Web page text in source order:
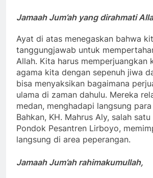
Jamaah Jum’ah yang dirahmati
Ayat di atas menegaskan bahwa
tanggungjawab untuk
Allah. Kita harus memperjuangkan
agama kita dengan sepenuh jiwa
bisa menyaksikan bagaimana
ulama di zaman dahulu. Mereka
medan, menghadapi langsung para
Bahkan, KH. Mahrus Aly, salah
Pondok Pesantren Lirboyo,
langsung di area peperangan.
Jamaah Jum’ah rahimakumullah,